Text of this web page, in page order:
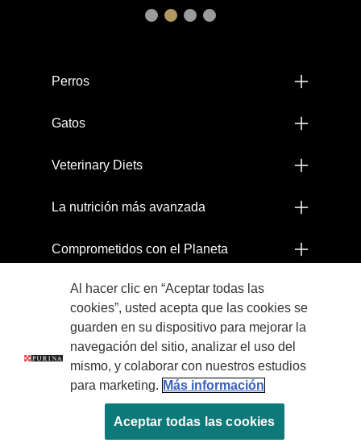
Perros
Gatos
Veterinary Diets
La nutrición más avanzada
Comprometidos con el Planeta
Legales
Al hacer clic en “Aceptar todas las
cookies”, usted acepta que las cookies se
guarden en su dispositivo para mejorar la
navegación del sitio, analizar el uso del
mismo, y colaborar con nuestros estudios
para marketing. Más información
Aceptar todas las cookies